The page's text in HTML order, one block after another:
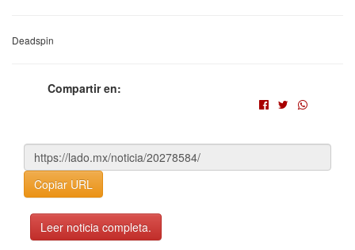
Deadspin
Compartir en:
Copiar URL
Leer noticia completa.